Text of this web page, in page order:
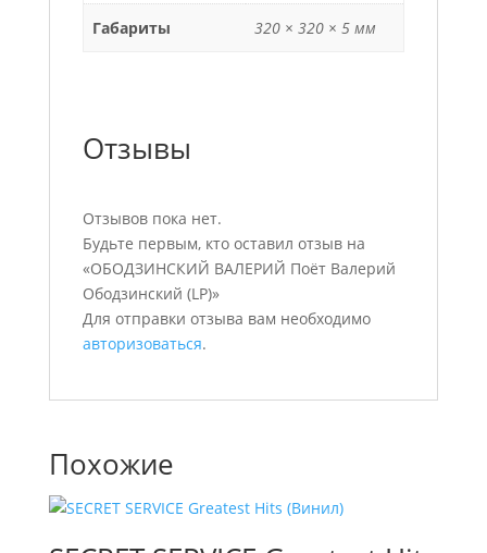
Габариты 320 × 320 × 5 мм
Отзывы
Отзывов пока нет.
Будьте первым, кто оставил отзыв на
«ОБОДЗИНСКИЙ ВАЛЕРИЙ Поёт Валерий
Ободзинский (LP)»
Для отправки отзыва вам необходимо
авторизоваться.
Похожие